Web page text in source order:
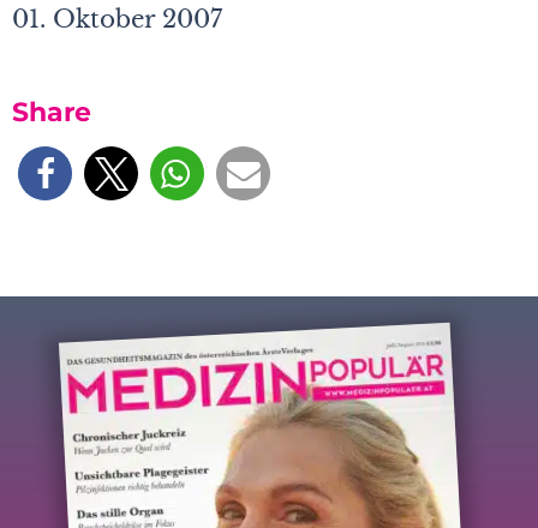
01. Oktober 2007
Share